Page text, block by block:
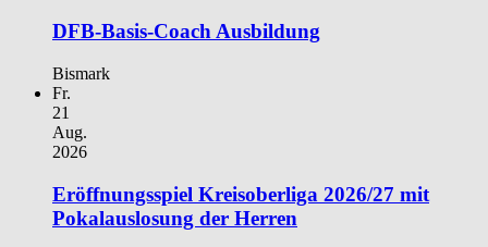
DFB-Basis-Coach Ausbildung
Bismark
Fr.
21
Aug.
2026
Eröffnungsspiel Kreisoberliga 2026/27 mit
Pokalauslosung der Herren